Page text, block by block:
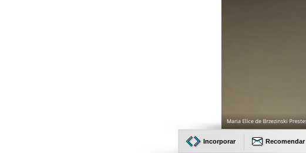
Incorporar Recomendar